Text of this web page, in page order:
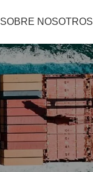
SOBRE NOSOTROS